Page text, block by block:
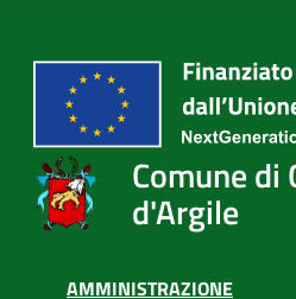
Comune di
d'Argile
AMMINISTRAZIONE